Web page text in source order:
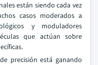
están siendo cada vez
casos moderados a
y moduladores
que actúan sobre
precisión está ganando